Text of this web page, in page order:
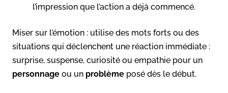
l’impression que l’action a déjà commencé.
Miser sur l’émotion : utilise des mots forts ou des
situations qui déclenchent une réaction immédiate :
surprise, suspense, curiosité ou empathie pour un
personnage ou un problème posé dès le début.